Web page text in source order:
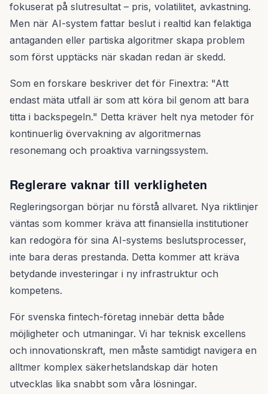
fokuserat på slutresultat – pris, volatilitet, avkastning.
Men när AI-system fattar beslut i realtid kan felaktiga
antaganden eller partiska algoritmer skapa problem
som först upptäcks när skadan redan är skedd.
Som en forskare beskriver det för Finextra: "Att
endast mäta utfall är som att köra bil genom att bara
titta i backspegeln." Detta kräver helt nya metoder för
kontinuerlig övervakning av algoritmernas
resonemang och proaktiva varningssystem.
Reglerare vaknar till verkligheten
Regleringsorgan börjar nu förstå allvaret. Nya riktlinjer
väntas som kommer kräva att finansiella institutioner
kan redogöra för sina AI-systems beslutsprocesser,
inte bara deras prestanda. Detta kommer att kräva
betydande investeringar i ny infrastruktur och
kompetens.
För svenska fintech-företag innebär detta både
möjligheter och utmaningar. Vi har teknisk excellens
och innovationskraft, men måste samtidigt navigera en
alltmer komplex säkerhetslandskap där hoten
utvecklas lika snabbt som våra lösningar.